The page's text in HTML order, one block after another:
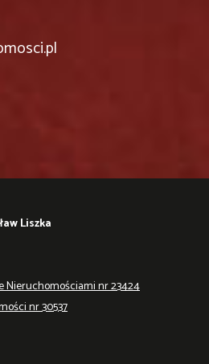
Liszka
Nieruchomościami nr 23424
nr 30537